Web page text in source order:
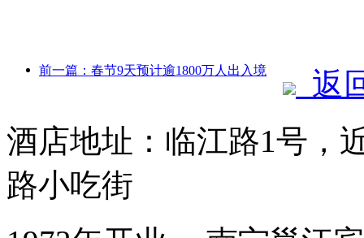
前一篇：春节9天预计逾1800万人出入境
返
酒店地址：临江路1号，
路小吃街